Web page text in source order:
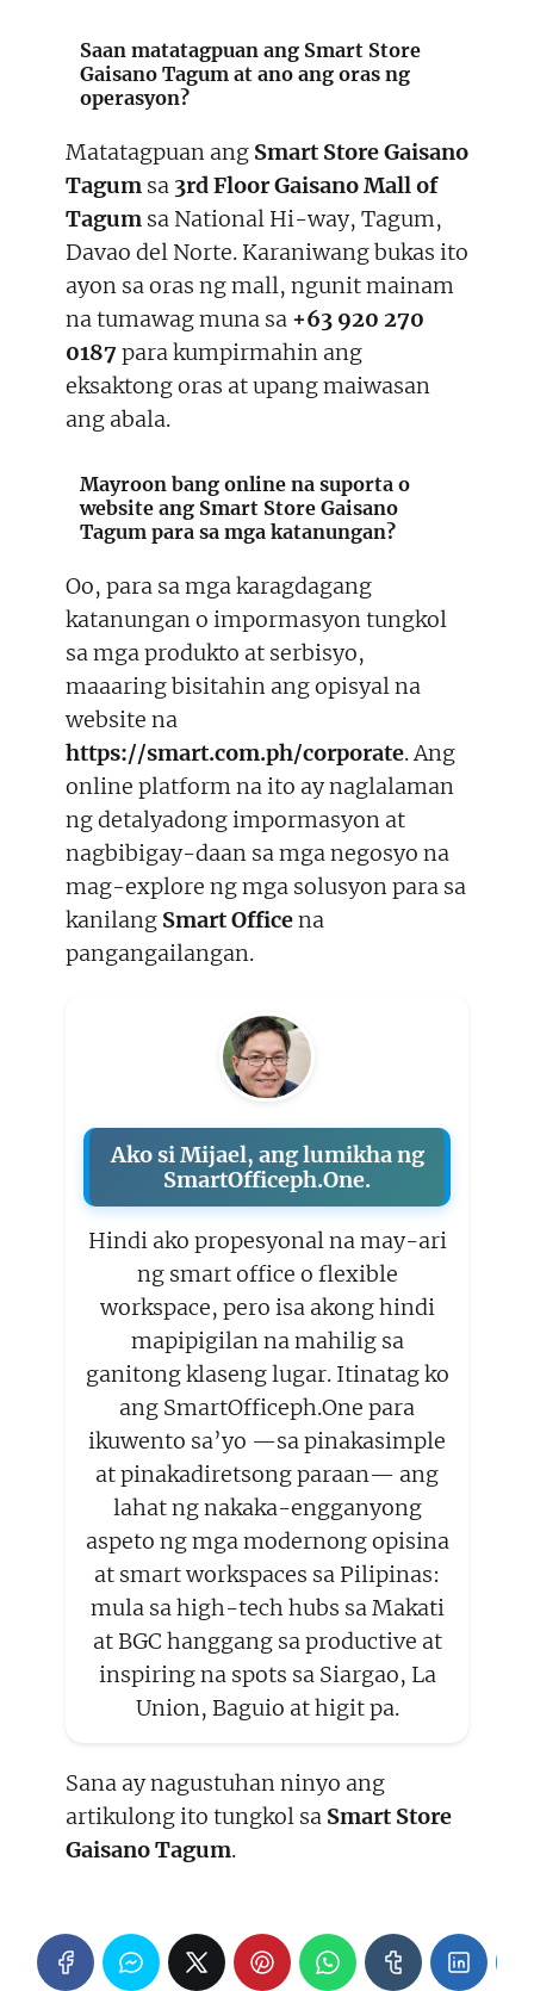
Saan matatagpuan ang Smart Store
Gaisano Tagum at ano ang oras ng
operasyon?
Matatagpuan ang Smart Store Gaisano
Tagum sa 3rd Floor Gaisano Mall of
Tagum sa National Hi-way, Tagum,
Davao del Norte. Karaniwang bukas ito
ayon sa oras ng mall, ngunit mainam
na tumawag muna sa +63 920 270
0187 para kumpirmahin ang
eksaktong oras at upang maiwasan
ang abala.
Mayroon bang online na suporta o
website ang Smart Store Gaisano
Tagum para sa mga katanungan?
Oo, para sa mga karagdagang
katanungan o impormasyon tungkol
sa mga produkto at serbisyo,
maaaring bisitahin ang opisyal na
website na
https://smart.com.ph/corporate. Ang
online platform na ito ay naglalaman
ng detalyadong impormasyon at
nagbibigay-daan sa mga negosyo na
mag-explore ng mga solusyon para sa
kanilang Smart Officena
pangangailangan.
Ako si Mijael, ang lumikha ng
SmartOfficeph.One.
Hindi ako propesyonal na may-ari
ng smart office o flexible
workspace, pero isa akong hindi
mapipigilan na mahilig sa
ganitong klaseng lugar. Itinatag ko
ang SmartOfficeph.One para
ikuwento sa’yo —sa pinakasimple
at pinakadiretsong paraan— ang
lahat ng nakaka-engganyong
aspeto ng mga modernong opisina
at smart workspaces sa Pilipinas:
mula sa high-tech hubs sa Makati
at BGC hanggang sa productive at
inspiring na spots sa Siargao, La
Union, Baguio at higit pa.
Sana ay nagustuhan ninyo ang
artikulong ito tungkol sa Smart Store
Gaisano Tagum.